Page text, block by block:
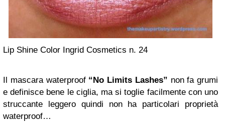
Lip Shine Color Ingrid Cosmetics n. 24
Il mascara waterproof “No Limits Lashes” non fa grumi
e definisce bene le ciglia, ma si toglie facilmente con uno
struccante leggero quindi non ha particolari proprietà
waterproof…